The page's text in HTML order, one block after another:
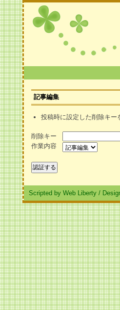
記事編集
投稿時に設定した削除キー
削除キー
作業内容
Scripted by Web Liberty /